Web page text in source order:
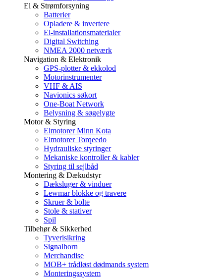
El & Strømforsyning
Batterier
Opladere & invertere
El-installationsmaterialer
Digital Switching
NMEA 2000 netværk
Navigation & Elektronik
GPS-plotter & ekkolod
Motorinstrumenter
VHF & AIS
Navionics søkort
One-Boat Network
Belysning & søgelygte
Motor & Styring
Elmotorer Minn Kota
Elmotorer Torqeedo
Hydrauliske styringer
Mekaniske kontroller & kabler
Styring til sejlbåd
Montering & Dækudstyr
Dæksluger & vinduer
Lewmar blokke og travere
Skruer & bolte
Stole & stativer
Spil
Tilbehør & Sikkerhed
Tyverisikring
Signalhorn
Merchandise
MOB+ trådløst dødmands system
Monteringssystem